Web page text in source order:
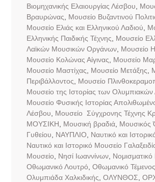
Βιομηχανικής Ελαιουργίας Λέσβου
Βραυρώνας
Μουσείο Βυζαντινού
Μουσείο Ελιάς και Ελληνικού Λαδιού
Ελληνικής Παιδικής Τέχνης
Μουσείο
Λαϊκών Μουσικών Οργάνων, Μουσείο
Μουσείο Κολώνας Αίγινας
Μουσείο
Μουσείο Μαστίχας
Μουσείο Μετάξης
Περιβάλλοντος
Μουσείο
Μουσείο της Ιστορίας των
Μουσείο Φυσικής Ιστορίας
Λέσβου
Μουσείο Σύγχρονης Τέχνης
ΜΟΥΣΙΚΗ
Μουσική βραδιά, Μουσικός
Γυθείου
ΝΑΥΠΛΙΟ Ναυτικό και
Ναυτικό και Ιστορικό Μουσείο
Μουσείο
Νησί Ιωαννίνων,
Οθωμανικό Λουτρό Οθωμανικό
Ολυμπιάδα Χαλκιδικής ΟΛΥΝΘΟΣ